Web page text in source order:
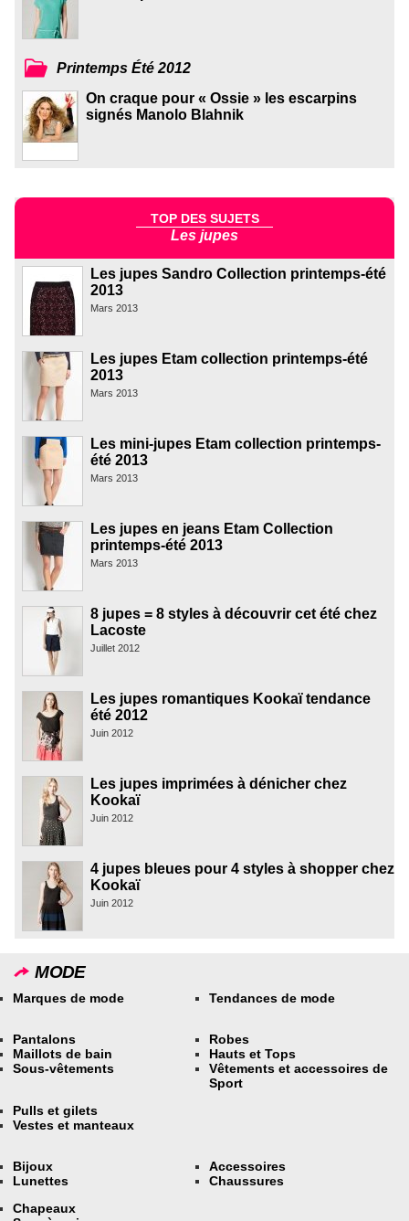
Printemps Été 2012
On craque pour « Ossie » les escarpins
signés Manolo Blahnik
TOP DES SUJETS
Les jupes
Les jupes Sandro Collection printemps-été
2013
Mars 2013
Les jupes Etam collection printemps-été
2013
Mars 2013
Les mini-jupes Etam collection printemps-
été 2013
Mars 2013
Les jupes en jeans Etam Collection
printemps-été 2013
Mars 2013
8 jupes = 8 styles à découvrir cet été chez
Lacoste
Juillet 2012
Les jupes romantiques Kookaï tendance
été 2012
Juin 2012
Les jupes imprimées à dénicher chez
Kookaï
Juin 2012
4 jupes bleues pour 4 styles à shopper chez
Kookaï
Juin 2012
MODE
Marques de mode Tendances de mode
Pantalons
Maillots de bain
Sous-vêtements
Robes
Hauts et Tops
Vêtements et accessoires de
Sport
Pulls et gilets
Vestes et manteaux
Bijoux
Lunettes
Accessoires
Chaussures
Chapeaux